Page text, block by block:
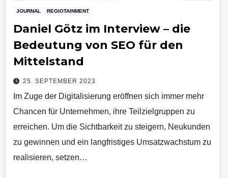
JOURNAL REGIOTAINMENT
Daniel Götz im Interview – die
Bedeutung von SEO für den
Mittelstand
25. SEPTEMBER 2023
Im Zuge der Digitalisierung eröffnen sich immer mehr
Chancen für Unternehmen, ihre Teilzielgruppen zu
erreichen. Um die Sichtbarkeit zu steigern, Neukunden
zu gewinnen und ein langfristiges Umsatzwachstum zu
realisieren, setzen…